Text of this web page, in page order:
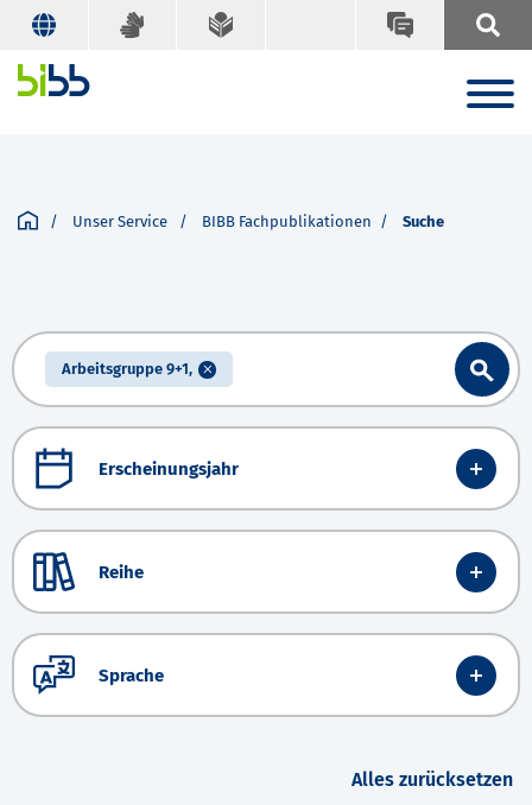
Unser Service BIBB Fachpublikationen Suche
Arbeitsgruppe 9+1,
Erscheinungsjahr
Reihe
Sprache
Alles zurücksetzen